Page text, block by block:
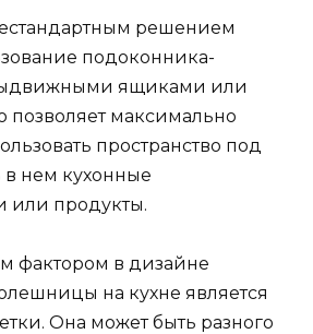
решением
подоконника-
ящиками или
позволяет максимально
пространство под
в нем кухонные
или продукты.
фактором в дизайне
на кухне является
Она может быть разного